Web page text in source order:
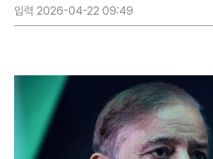
입력 2026-04-22 09:49